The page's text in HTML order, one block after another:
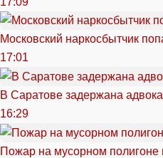
Московский наркосбытчик
17:01
В Саратове задержана
16:29
Пожар на мусорном